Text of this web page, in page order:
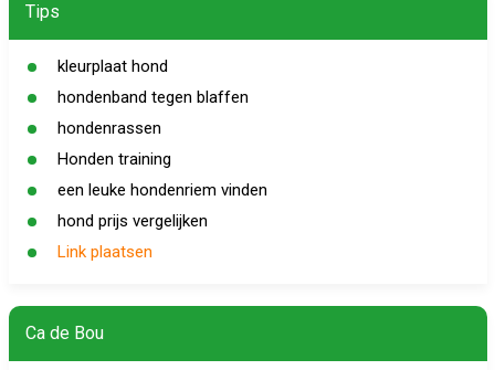
Tips
kleurplaat hond
hondenband tegen blaffen
hondenrassen
Honden training
een leuke hondenriem vinden
hond prijs vergelijken
Link plaatsen
Ca de Bou